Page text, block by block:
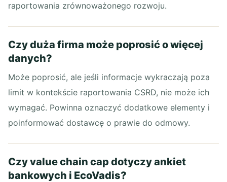
raportowania zrównoważonego rozwoju.
Czy duża firma może poprosić o więcej
danych?
Może poprosić, ale jeśli informacje wykraczają poza
limit w kontekście raportowania CSRD, nie może ich
wymagać. Powinna oznaczyć dodatkowe elementy i
poinformować dostawcę o prawie do odmowy.
Czy value chain cap dotyczy ankiet
bankowych i EcoVadis?